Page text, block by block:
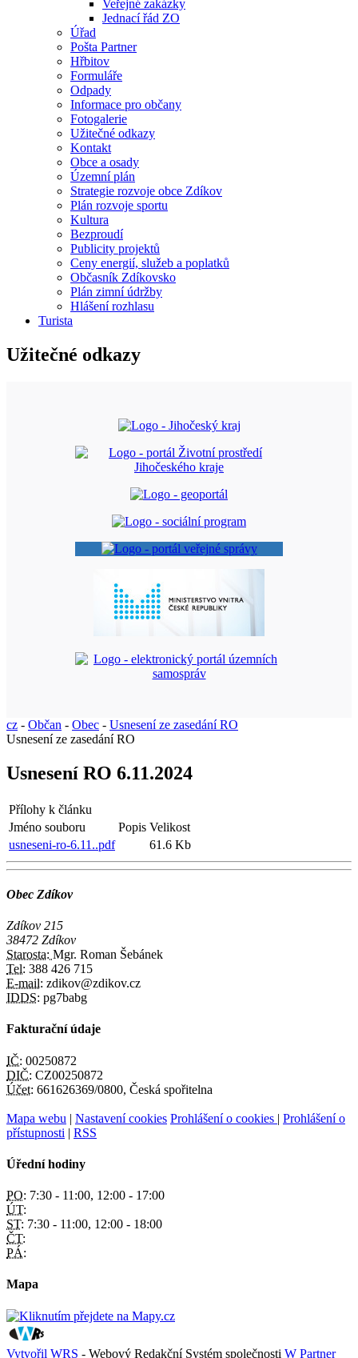
Veřejné zakázky
Jednací řád ZO
Úřad
Pošta Partner
Hřbitov
Formuláře
Odpady
Informace pro občany
Fotogalerie
Užitečné odkazy
Kontakt
Obce a osady
Územní plán
Strategie rozvoje obce Zdíkov
Plán rozvoje sportu
Kultura
Bezproudí
Publicity projektů
Ceny energií, služeb a poplatků
Občasník Zdíkovsko
Plán zimní údržby
Hlášení rozhlasu
Turista
Užitečné odkazy
cz - Občan - Obec - Usnesení ze zasedání RO
Usnesení ze zasedání RO
Usnesení RO 6.11.2024
Přílohy k článku
Jméno souboru
Popis Velikost
usneseni-ro-6.11..pdf
61.6 Kb
Obec Zdíkov
Zdíkov 215
38472 Zdíkov
Starosta: Mgr. Roman Šebánek
Tel: 388 426 715
E-mail: zdikov@zdikov.cz
IDDS: pg7babg
Fakturační údaje
IČ: 00250872
DIČ: CZ00250872
Účet: 661626369/0800, Česká spořitelna
Mapa webu | Nastavení cookies Prohlášení o cookies | Prohlášení o
přístupnosti | RSS
Úřední hodiny
PO: 7:30 - 11:00, 12:00 - 17:00
ÚT:
ST: 7:30 - 11:00, 12:00 - 18:00
ČT:
PÁ:
Mapa
Vytvořil WRS - Webový Redakční Systém společnosti W Partner